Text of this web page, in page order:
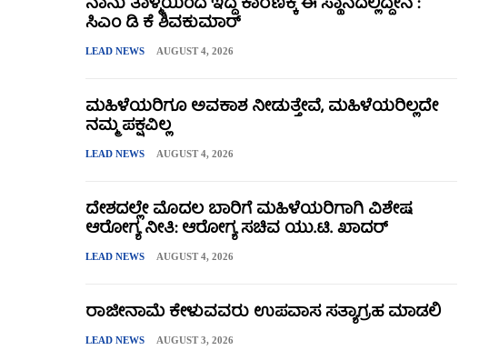
ಸಿಎಂ ಡಿ ಕೆ ಶಿವಕುಮಾರ್
LEAD NEWS AUGUST 4, 2026
ಮಹಿಳೆಯರಿಗೂ ಅವಕಾಶ ನೀಡುತ್ತೇವೆ, ಮಹಿಳೆಯರಿಲ್ಲದೇ
ನಮ್ಮ ಪಕ್ಷವಿಲ್ಲ
LEAD NEWS AUGUST 4, 2026
ದೇಶದಲ್ಲೇ ಮೊದಲ ಬಾರಿಗೆ ಮಹಿಳೆಯರಿಗಾಗಿ ವಿಶೇಷ
ಆರೋಗ್ಯ ನೀತಿ: ಆರೋಗ್ಯ ಸಚಿವ ಯು.ಟಿ. ಖಾದರ್
LEAD NEWS AUGUST 4, 2026
ರಾಜೀನಾಮೆ ಕೇಳುವವರು ಉಪವಾಸ ಸತ್ಯಾಗ್ರಹ ಮಾಡಲಿ
LEAD NEWS AUGUST 3, 2026